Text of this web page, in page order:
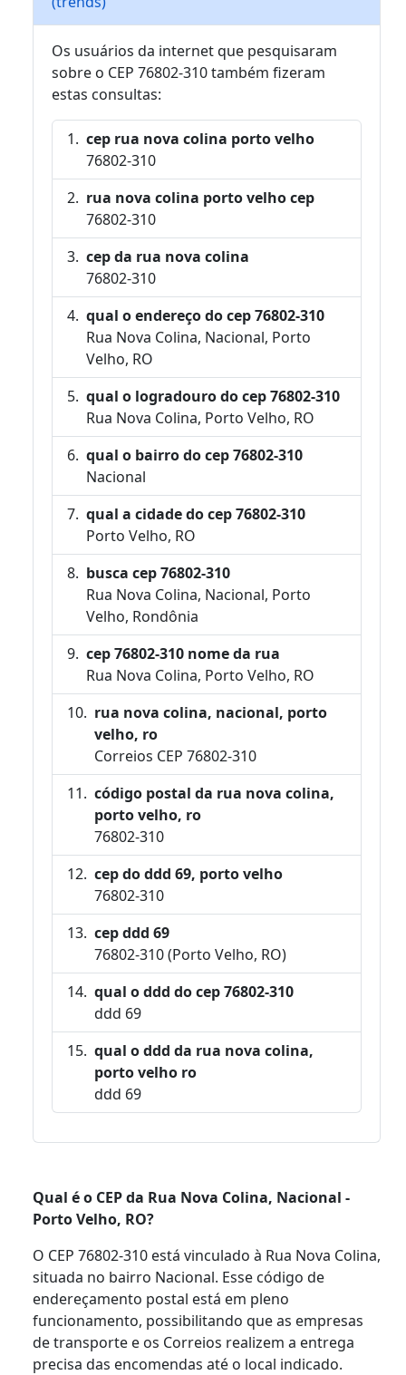
Os usuários da internet que pesquisaram
sobre o CEP 76802-310 também fizeram
estas consultas:
cep rua nova colina porto velho
76802-310
rua nova colina porto velho cep
76802-310
cep da rua nova colina
76802-310
qual o endereço do cep 76802-310
Rua Nova Colina, Nacional, Porto
Velho, RO
qual o logradouro do cep 76802-310
Rua Nova Colina, Porto Velho, RO
qual o bairro do cep 76802-310
Nacional
qual a cidade do cep 76802-310
Porto Velho, RO
busca cep 76802-310
Rua Nova Colina, Nacional, Porto
Velho, Rondônia
cep 76802-310 nome da rua
Rua Nova Colina, Porto Velho, RO
rua nova colina, nacional, porto
velho, ro
Correios CEP 76802-310
código postal da rua nova colina,
porto velho, ro
76802-310
cep do ddd 69, porto velho
76802-310
cep ddd 69
76802-310 (Porto Velho, RO)
qual o ddd do cep 76802-310
ddd 69
qual o ddd da rua nova colina,
porto velho ro
ddd 69
Qual é o CEP da Rua Nova Colina, Nacional -
Porto Velho, RO?
O CEP 76802-310 está vinculado à Rua Nova Colina,
situada no bairro Nacional. Esse código de
endereçamento postal está em pleno
funcionamento, possibilitando que as empresas
de transporte e os Correios realizem a entrega
precisa das encomendas até o local indicado.